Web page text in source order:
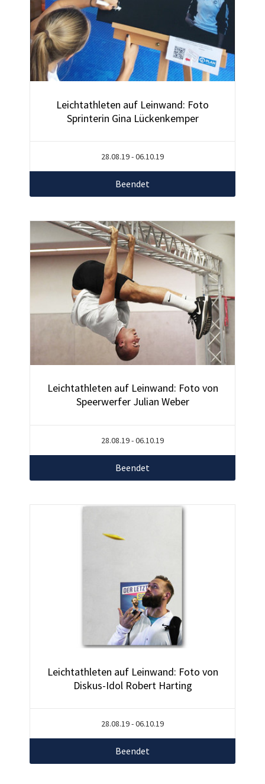
Leichtathleten auf Leinwand: Foto
Sprinterin Gina Lückenkemper
28.08.19 - 06.10.19
Beendet
Leichtathleten auf Leinwand: Foto von
Speerwerfer Julian Weber
28.08.19 - 06.10.19
Beendet
Leichtathleten auf Leinwand: Foto von
Diskus-Idol Robert Harting
28.08.19 - 06.10.19
Beendet